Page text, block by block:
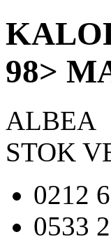
98>
ALBEA
STOK
0212
0533